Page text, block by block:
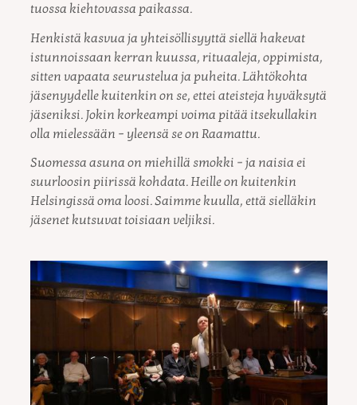
tuossa kiehtovassa paikassa.
Henkistä kasvua ja yhteisöllisyyttä siellä hakevat
istunnoissaan kerran kuussa, rituaaleja, oppimista,
sitten vapaata seurustelua ja puheita. Lähtökohta
jäsenyydelle kuitenkin on se, ettei ateisteja hyväksytä
jäseniksi. Jokin korkeampi voima pitää itsekullakin
olla mielessään – yleensä se on Raamattu.
Suomessa asuna on miehillä smokki – ja naisia ei
suurloosin piirissä kohdata. Heille on kuitenkin
Helsingissä oma loosi. Saimme kuulla, että sielläkin
jäsenet kutsuvat toisiaan veljiksi.